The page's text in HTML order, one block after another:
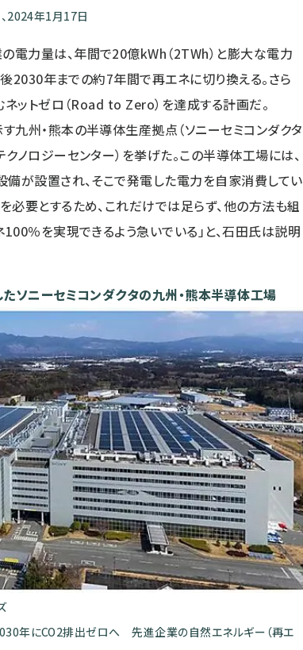
、2024年1月17日
電力量は、年間で20億kWh（2TWh）と膨大な電力
後2030年までの約7年間で再エネに切り換える。さら
ットゼロ（Road to Zero）を達成する計画だ。
九州・熊本の半導体生産拠点（ソニーセミコンダクタ
ノロジーセンター）を挙げた。この半導体工場には、
備が設置され、そこで発電した電力を自家消費してい
必要とするため、これだけでは足らず、他の方法も組
％を実現できるよう急いでいる」と、石田氏は説明
ソニーセミコンダクタの九州・熊本半導体工場
年にCO2排出ゼロへ 先進企業の自然エネルギー（再エ